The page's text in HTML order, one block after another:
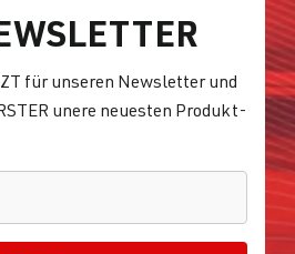
für unseren Newsletter und
unere neuesten Produkt-